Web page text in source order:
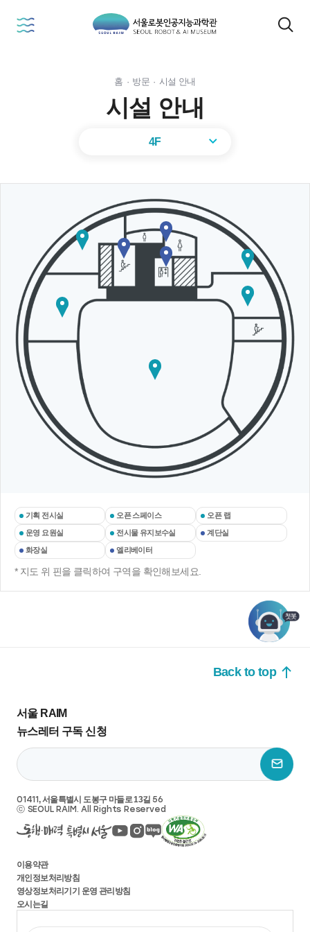
서
울
공
지
능
과
학
관
MUSEUM
검
홈 · 방문 · 시설 안내
시설 안내
4F
기
획
오
픈
페
오
픈
랩
운
영
원
실
전
시
유
보
수
실
계
단
실
화
장
실
엘
리
베
터
기획 전시실 오픈 스페이스 오픈 랩
운영 요원실 전시물 유지보수실 계단실
화장실 엘리베이터
* 지도 위 핀을 클릭하여 구역을 확인해보세요.
Back to top
서울 RAIM
뉴스레터 구독 신청
01411, 서울특별시 도봉구 마들로 13길 56
ⓒ SEOUL RAIM. All Rights Reserved
이용약관
개인정보처리방침
영상정보처리기기 운영 관리방침
오시는길